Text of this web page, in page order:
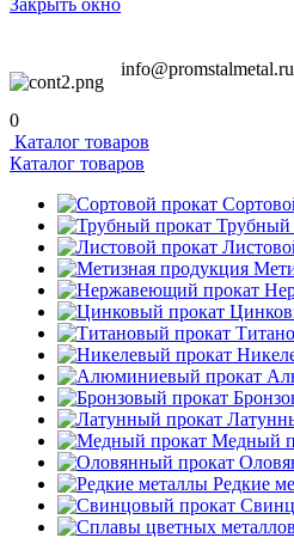
Закрыть окно
info@promstalmetal.ru
0
Каталог товаров
Каталог товаров
Трубный
Медный
Редкие